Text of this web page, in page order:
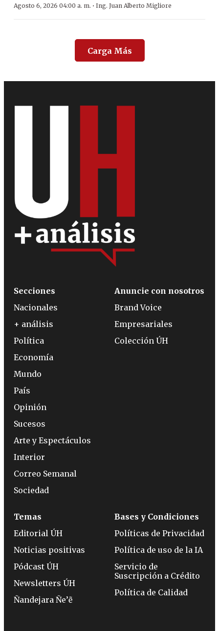
Agosto 6, 2026 04:00 a. m. · Ing. Juan Alberto Migliore
Carga Más
Secciones
Nacionales
+ análisis
Política
Economía
Mundo
País
Opinión
Sucesos
Arte y Espectáculos
Interior
Correo Semanal
Sociedad
Anuncie con nosotros
Brand Voice
Empresariales
Colección ÚH
Temas
Editorial ÚH
Noticias positivas
Pódcast ÚH
Newsletters ÚH
Ñandejara Ñe’ẽ
Bases y Condiciones
Políticas de Privacidad
Política de uso de la IA
Servicio de
Suscripción a Crédito
Política de Calidad